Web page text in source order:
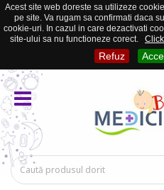
Acest site web doreste sa utilizeze
pe site. Va rugam sa confirmati daca
cookie-uri. In cazul in care dezactivati
site-ului sa nu functioneze corect.
Refuz